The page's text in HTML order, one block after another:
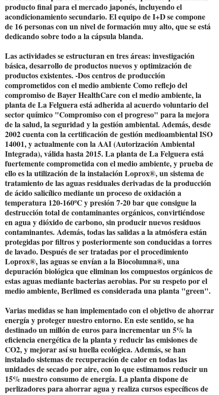
producto final para el mercado japonés, incluyendo el
acondicionamiento secundario. El equipo de I+D se compone
de 16 personas con un nivel de formación muy alto, que se está
dedicando sobre todo a la cápsula blanda.
Las actividades se estructuran en tres áreas: investigación
básica, desarrollo de productos nuevos y optimización de
productos existentes. -Dos centros de producción
comprometidos con el medio ambiente Como reflejo del
compromiso de Bayer HealthCare con el medio ambiente, la
planta de La Felguera está adherida al acuerdo voluntario del
sector químico "Compromiso con el progreso" para la mejora
de la salud, la seguridad y la gestión ambiental. Además, desde
2002 cuenta con la certificación de gestión medioambiental ISO
14001, y actualmente con la AAI (Autorización Ambiental
Integrada), válida hasta 2015. La planta de La Felguera está
fuertemente comprometida con el medio ambiente, y prueba de
ello es la utilización de la instalación Loprox®, un sistema de
tratamiento de las aguas residuales derivadas de la producción
de ácido salicílico mediante un proceso de oxidación a
temperatura 120-160ºC y presión 7-20 bar que consigue la
destrucción total de contaminantes orgánicos, convirtiéndose
en agua y dióxido de carbono, sin producir nuevos residuos
contaminantes. Además, todas las salidas a la atmósfera están
protegidas por filtros y posteriormente son conducidas a torres
de lavado. Después de ser tratadas por el procedimiento
Loprox®, las aguas se envían a la Biocolumna®, una
depuración biológica que eliminan los compuestos orgánicos de
estas aguas mediante bacterias aerobias. Por su respeto por el
medio ambiente, Berlimed es considerada una planta "green".
Varias medidas se han implementado con el objetivo de ahorrar
energía y proteger nuestro entorno. En este sentido, se ha
destinado un millón de euros para incrementar un 5% la
eficiencia energética de la planta y reducir las emisiones de
CO2, y mejorar así su huella ecológica. Además, se han
instalado sistemas de recuperación de calor en todas las
unidades de secado por aire, con lo que estimamos reducir un
15% nuestro consumo de energía. La planta dispone de
perlizadores para ahorrar agua y realiza cursos específicos de